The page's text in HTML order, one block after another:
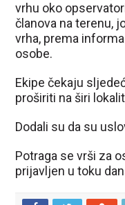
vrhu oko
članova na terenu,
vrha, prema
osobe.
Ekipe čekaju
proširiti na širi
Dodali su da su
Potraga se vrši za
prijavljen u toku